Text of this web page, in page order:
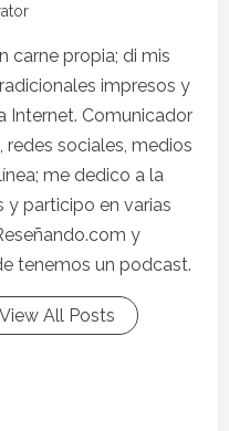
carne propia; di mis
impresos y
Internet. Comunicador
sociales, medios
me dedico a la
y participo en varias
y
tenemos un podcast.
View All Posts